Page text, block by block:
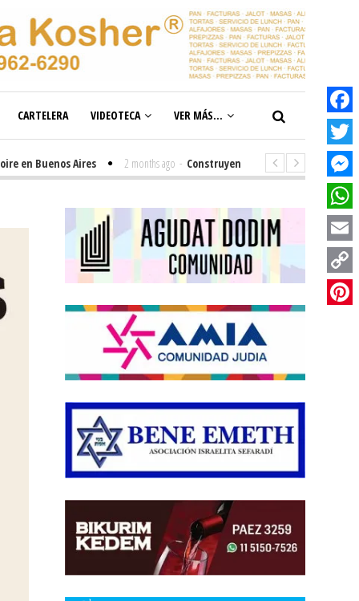
CARTELERA VIDEOTECA VER MÁS...
Aires 2 months ago - Construyendo el futuro de la inclusión en
Facebook
Twitter
Email
Copy